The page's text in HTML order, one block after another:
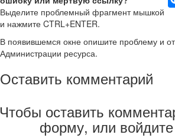
Выделите проблемный фрагмент мышкой
и нажмите CTRL+ENTER.
В появившемся окне опишите проблему и
Администрации ресурса.
Оставить комментарий
оставить
форму, или